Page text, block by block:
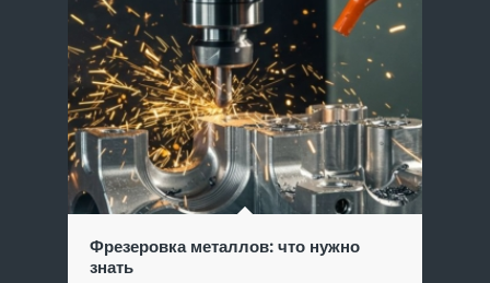
Фрезеровка металлов: что нужно
знать